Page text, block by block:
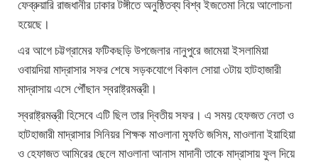
ফেব্রুয়ারি রাজধানীর ঢাকার টঙ্গীতে অনুষ্ঠিতব্য বিশ্ব ইজতেমা নিয়ে আলোচনা
হয়েছে।
এর আগে চট্টগ্রামের ফটিকছড়ি উপজেলার নানুপুরে জামেয়া ইসলামিয়া
ওবায়দিয়া মাদ্রাসার সফর শেষে সড়কযোগে বিকাল সোয়া ৩টায় হাটহাজারী
মাদ্রাসায় এসে পৌঁছান স্বরাষ্ট্রমন্ত্রী।
স্বরাষ্ট্রমন্ত্রী হিসেবে এটি ছিল তার দ্বিতীয় সফর। এ সময় হেফজত নেতা ও
হাটহাজারী মাদ্রাসার সিনিয়র শিক্ষক মাওলানা মুফতি জসিম, মাওলানা ইয়াহিয়া
ও হেফাজত আমিরের ছেলে মাওলানা আনাস মাদানী তাকে মাদ্রাসায় ফুল দিয়ে